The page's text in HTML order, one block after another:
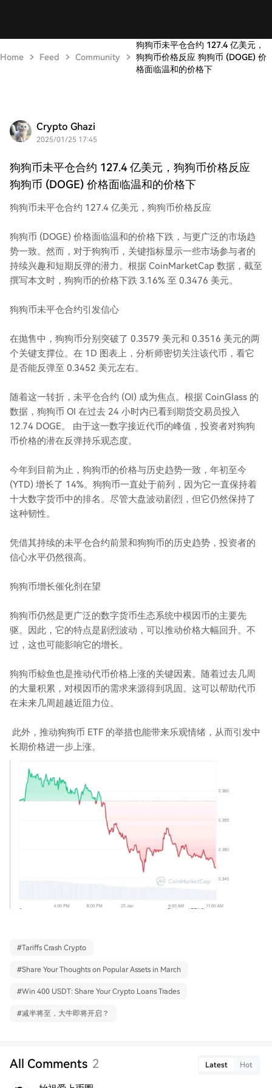
Home Feed Community
狗狗币未平仓合约 127.4 亿美元，
狗狗币价格反应 狗狗币 (DOGE) 价
格面临温和的价格下
Crypto Ghazi
2025/01/25 17:45
狗狗币未平仓合约 127.4 亿美元，狗狗币价格反应
狗狗币 (DOGE) 价格面临温和的价格下
狗狗币未平仓合约 127.4 亿美元，狗狗币价格反应
狗狗币 (DOGE) 价格面临温和的价格下跌，与更广泛的市场趋
势一致。然而，对于狗狗币，关键指标显示一些市场参与者的
持续兴趣和短期反弹的潜力。根据 CoinMarketCap 数据，截至
撰写本文时，狗狗币的价格下跌 3.16% 至 0.3476 美元。
狗狗币未平仓合约引发信心
在抛售中，狗狗币分别突破了 0.3579 美元和 0.3516 美元的两
个关键支撑位。在 1D 图表上，分析师密切关注该代币，看它
是否能反弹至 0.3452 美元左右。
随着这一转折，未平仓合约 (OI) 成为焦点。根据 CoinGlass 的
数据，狗狗币 OI 在过去 24 小时内已看到期货交易员投入
12.74 DOGE。 由于这一数字接近代币的峰值，投资者对狗狗
币价格的潜在反弹持乐观态度。
今年到目前为止，狗狗币的价格与历史趋势一致，年初至今
(YTD) 增长了 14%。狗狗币一直处于前列，因为它一直保持着
十大数字货币中的排名。尽管大盘波动剧烈，但它仍然保持了
这种韧性。
凭借其持续的未平仓合约前景和狗狗币的历史趋势，投资者的
信心水平仍然很高。
狗狗币增长催化剂在望
狗狗币仍然是更广泛的数字货币生态系统中模因币的主要先
驱。因此，它的特点是剧烈波动，可以推动价格大幅回升。不
过，这也可能影响它的增长。
狗狗币鲸鱼也是推动代币价格上涨的关键因素。随着过去几周
的大量积累，对模因币的需求来源得到巩固。这可以帮助代币
在未来几周超越近阻力位。
此外，推动狗狗币 ETF 的举措也能带来乐观情绪，从而引发中
长期价格进一步上涨。
#Tariffs Crash Crypto
#Share Your Thoughts on Popular Assets in March
#Win 400 USDT: Share Your Crypto Loans Trades
#减半将至，大牛即将开启？
All Comments 2 Latest Hot